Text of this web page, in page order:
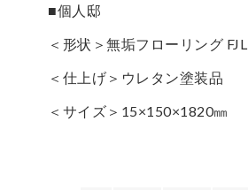
■個人邸
＜形状＞無垢フローリング FJL
＜仕上げ＞ウレタン塗装品
＜サイズ＞15×150×1820㎜